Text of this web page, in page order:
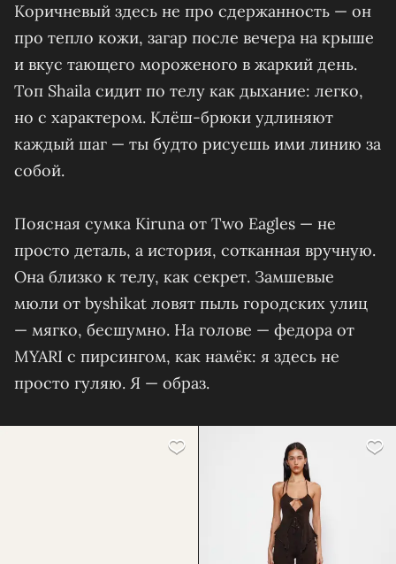
Коричневый здесь не про сдержанность — он
про тепло кожи, загар после вечера на крыше
и вкус тающего мороженого в жаркий день.
Топ Shaila сидит по телу как дыхание: легко,
но с характером. Клёш-брюки удлиняют
каждый шаг — ты будто рисуешь ими линию за
собой.
Поясная сумка Kiruna от Two Eagles — не
просто деталь, а история, сотканная вручную.
Она близко к телу, как секрет. Замшевые
мюли от byshikat ловят пыль городских улиц
— мягко, бесшумно. На голове — федора от
MYARI с пирсингом, как намёк: я здесь не
просто гуляю. Я — образ.